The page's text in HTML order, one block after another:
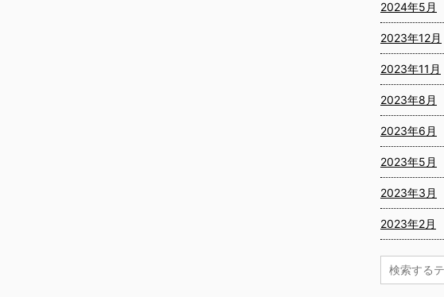
2024年5月
2023年12月
2023年11月
2023年8月
2023年6月
2023年5月
2023年3月
2023年2月